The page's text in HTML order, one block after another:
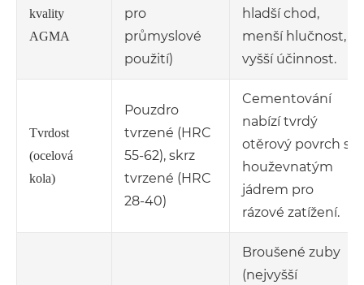
kvality
AGMA
pro
průmyslové
použití)
hladší chod,
menší hlučnost,
vyšší účinnost.
Tvrdost
(ocelová
kola)
Pouzdro
tvrzené (HRC
55-62), skrz
tvrzené (HRC
28-40)
Cementování
nabízí tvrdý
otěrový povrch s
houževnatým
jádrem pro
rázové zatížení.
Broušené zuby
(nejvyšší